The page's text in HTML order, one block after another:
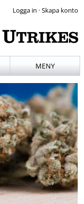
·
MENY